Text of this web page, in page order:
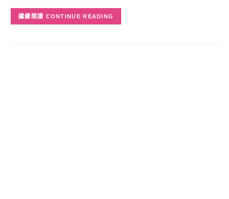
CONTINUE READING